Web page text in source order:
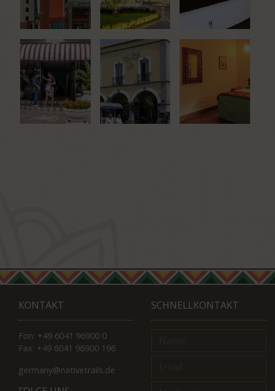
KONTAKT
Fon: +49 6041 96900 0
Fax: +49 6041 96900 196
germany@nativetrails.de
SCHNELLKONTAKT